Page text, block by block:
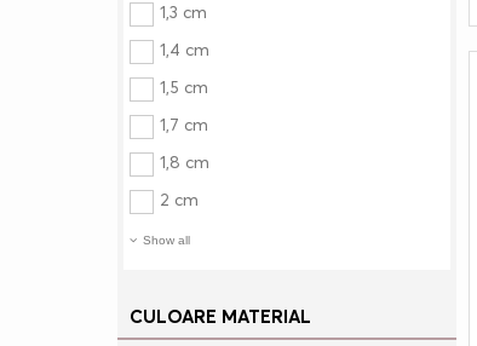
1,3 cm
1,4 cm
1,5 cm
1,7 cm
1,8 cm
2 cm
Show all
CULOARE MATERIAL